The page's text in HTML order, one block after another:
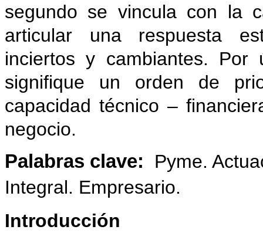
segundo se vincula con la
articular una respuesta
inciertos y cambiantes.
signifique un orden de
capacidad técnico –
negocio.
Palabras clave: Pyme.
Integral. Empresario.
Introducción